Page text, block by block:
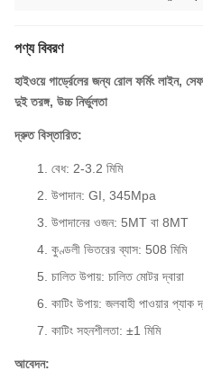
পণ্য বিবরণ
হাইওয়ে গার্ড্রেলের জন্য রোল ফর্মিং লাইন,
দুই তরঙ্গ, উচ্চ নির্ভুলতা
দ্রুত বিস্তারিত:
বেধ: 2-3.2 মিমি
উপাদান: GI, 345Mpa
উপাদানের ওজন: 5MT বা 8MT
কুণ্ডলী ভিতরের ব্যাস: 508 মিমি
চালিত উপায়: চালিত মোটর দ্বারা
কাটিং উপায়: জলবাহী পাওয়ার প্যাক
কাটিং সহনশীলতা: ±1 মিমি
আবেদন: